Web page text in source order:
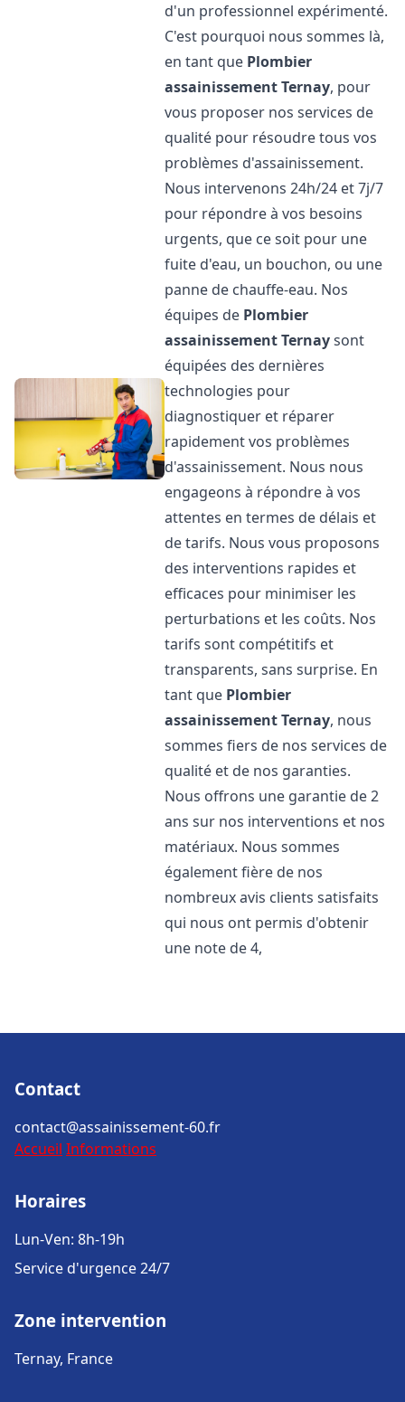
d'un professionnel expérimenté.
C'est pourquoi nous sommes là,
en tant que Plombier
assainissementTernay, pour
vous proposer nos services de
qualité pour résoudre tous vos
problèmes d'assainissement.
Nous intervenons 24h/24 et 7j/7
pour répondre à vos besoins
urgents, que ce soit pour une
fuite d'eau, un bouchon, ou une
panne de chauffe-eau. Nos
équipes de Plombier
assainissementTernaysont
équipées des dernières
technologies pour
diagnostiquer et réparer
rapidement vos problèmes
d'assainissement. Nous nous
engageons à répondre à vos
attentes en termes de délais et
de tarifs. Nous vous proposons
des interventions rapides et
efficaces pour minimiser les
perturbations et les coûts. Nos
tarifs sont compétitifs et
transparents, sans surprise. En
tant que Plombier
assainissementTernay, nous
sommes fiers de nos services de
qualité et de nos garanties.
Nous offrons une garantie de 2
ans sur nos interventions et nos
matériaux. Nous sommes
également fière de nos
nombreux avis clients satisfaits
qui nous ont permis d'obtenir
une note de 4,
Contact
contact@assainissement-60.fr
Accueil Informations
Horaires
Lun-Ven: 8h-19h
Service d'urgence 24/7
Zone intervention
Ternay, France